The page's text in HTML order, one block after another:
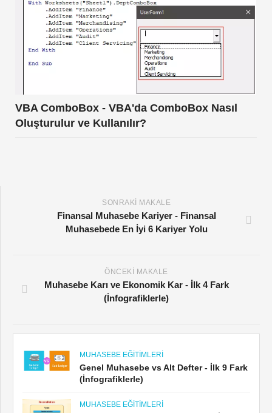
VBA ComboBox - VBA'da ComboBox Nasıl
Oluşturulur ve Kullanılır?
SONRAKI MAKALE
Finansal Muhasebe Kariyer - Finansal
Muhasebede En İyi 6 Kariyer Yolu
ÖNCEKI MAKALE
Muhasebe Karı ve Ekonomik Kar - İlk 4 Fark
(İnfografiklerle)
MUHASEBE EĞITIMLERI
Genel Muhasebe vs Alt Defter - İlk 9 Fark
(İnfografiklerle)
MUHASEBE EĞITIMLERI